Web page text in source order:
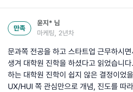
만족
윤지* 님
마케팅, 2년차
문과쪽 전공을 하고 스타트업 근무하시
생겨 대학원 진학을 하셨다고 읽었습니
하는 대학원 진학이 쉽지 않은 결정이었
UX/HUI 쪽 관심만으로 개념, 진도를 따